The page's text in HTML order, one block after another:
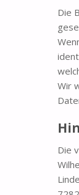
Die
Wir
Die